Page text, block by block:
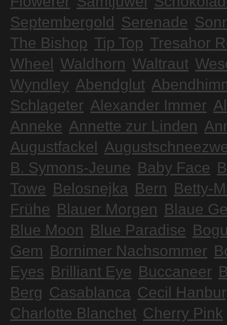
Septembergold Serenade
The Bishop Tip Top Tresahor
Wheel Waldhorn Waltraut
Wyndley Abendglut
Schlageter Alexander Immer
Anneke Annette zur Linden
Augustfackel
B. Symons-Jeune Baby Face
Towe Belosnejka Bern Betty-
Frühe Blauer Morgen Blaue
Blue Moon Blue Paradise
Gem Bornimer Nachsommer
Eyes Brilliant Eye Buccaneer
Berg Casablanca Cecil
Charlotte Blanchet Cherry Pink